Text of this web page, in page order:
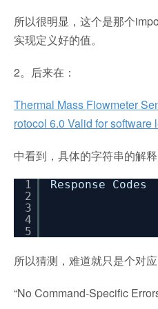
所以很明显，这个是那个
实现定义好的值。
2。后来在：
Thermal Mass Flowmeter
rotocol 6.0 Valid for software
中看到，具体的字符串的解释
1
2
3
4
5
Response
所以猜测，难道就只是个对应
“No Command-Specific